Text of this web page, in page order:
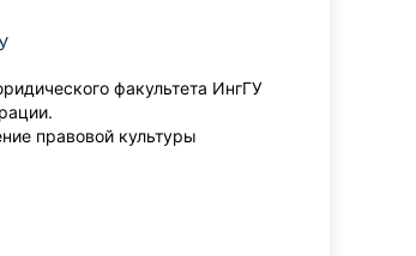
факультета ИнгГУ
правовой культуры